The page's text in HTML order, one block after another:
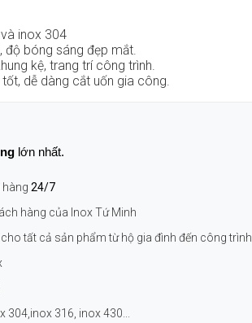
inox 304
độ bóng sáng đẹp mắt.
kệ, trang trí công trình.
dễ dàng cắt uốn gia công.
lớn nhất.
hàng 24/7
hàng của Inox Tứ Minh
cho tất cả sản phẩm từ hộ gia đình đến công trình
304,inox 316, inox 430...